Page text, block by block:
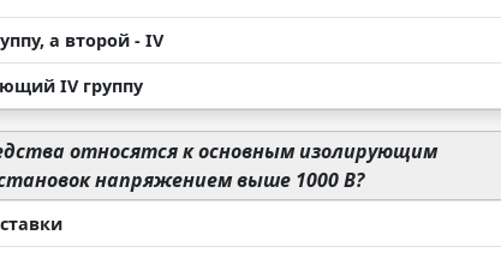
а второй - IV
IV группу
относятся к основным изолирующим
напряжением выше 1000 В?